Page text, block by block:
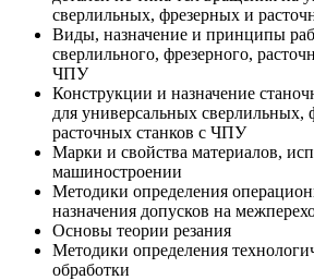
сверлильных, фрезерных и
Виды, назначение и принципы
сверлильного, фрезерного,
ЧПУ
Конструкции и назначение
для универсальных сверлильных,
расточных станков с ЧПУ
Марки и свойства материалов,
машиностроении
Методики определения
назначения допусков на
Основы теории резания
Методики определения
обработки